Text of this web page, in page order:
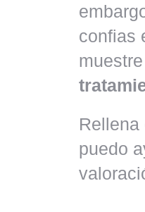
confias
Rellena
puedo